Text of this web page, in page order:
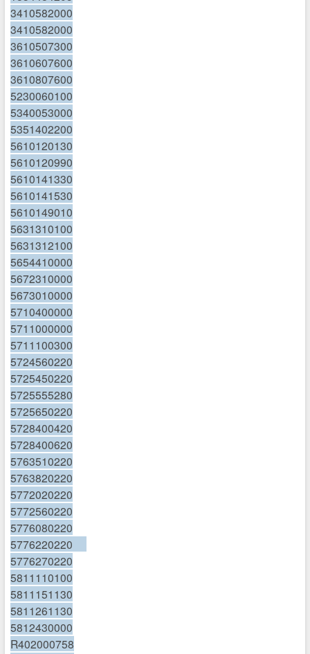
3410582000
3410582000
3610507300
3610607600
3610807600
5230060100
5340053000
5351402200
5610120130
5610120990
5610141330
5610141530
5610149010
5631310100
5631312100
5654410000
5672310000
5673010000
5710400000
5711000000
5711100300
5724560220
5725450220
5725555280
5725650220
5728400420
5728400620
5763510220
5763820220
5772020220
5772560220
5776080220
5776220220
5776270220
5811110100
5811151130
5811261130
5812430000
R402000758